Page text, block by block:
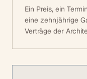
Ein Preis, ein
eine zehnjährige
Verträge der